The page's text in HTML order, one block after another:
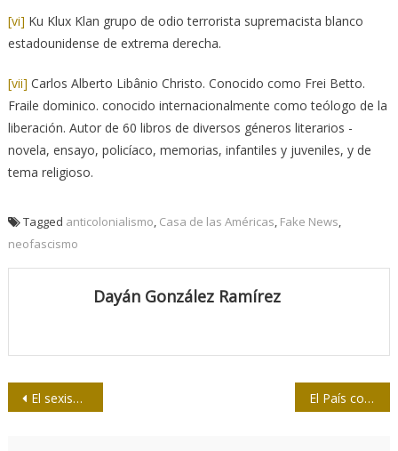
[vi] Ku Klux Klan grupo de odio terrorista supremacista blanco
estadounidense de extrema derecha.
[vii] Carlos Alberto Libânio Christo. Conocido como Frei Betto.
Fraile dominico. conocido internacionalmente como teólogo de la
liberación. Autor de 60 libros de diversos géneros literarios -
novela, ensayo, policíaco, memorias, infantiles y juveniles, y de
tema religioso.
Tagged anticolonialismo Casa de las Américas Fake News
neofascismo
Dayán González Ramírez
Navegación
El sexismo en las elecciones estadounidenses El País consigue publicar un editorial sobre los 40.000 palestinos asesinados por Israel sin escribir ni una sola vez la palabra ‘genocidio’